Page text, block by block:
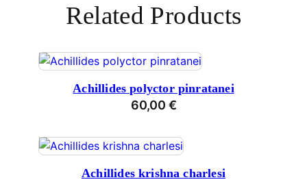
Related Products
Achillides polyctor pinratanei
60,00 €
Achillides krishna charlesi